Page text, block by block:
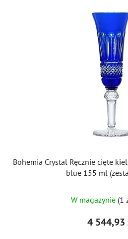
Bohemia Crystal Ręcznie cięte
blue 155 ml
W magazynie (1
4 544,93